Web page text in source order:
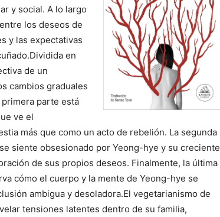
y social. A lo largo
los deseos de
y las expectativas
en
de un
cambios graduales
parte está
ve el
más que como un acto de rebelión. La segunda
siente obsesionado por Yeong-hye y su creciente
de sus propios deseos. Finalmente, la última
cómo el cuerpo y la mente de Yeong-hye se
ambigua y desoladora.El vegetarianismo de
tensiones latentes dentro de su familia,